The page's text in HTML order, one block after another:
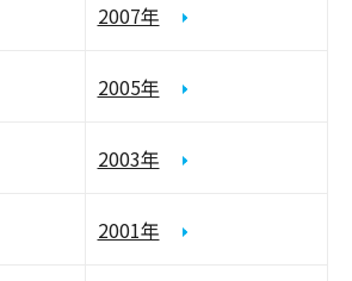
2007年
2005年
2003年
2001年